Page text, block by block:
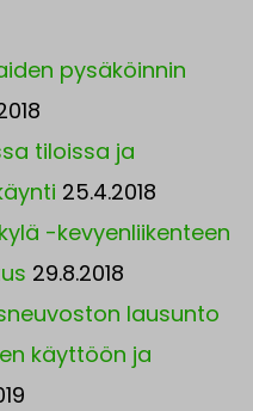
pysäköinnin
tiloissa ja
25.4.2018
-kevyenliikenteen
29.8.2018
lausunto
käyttöön ja